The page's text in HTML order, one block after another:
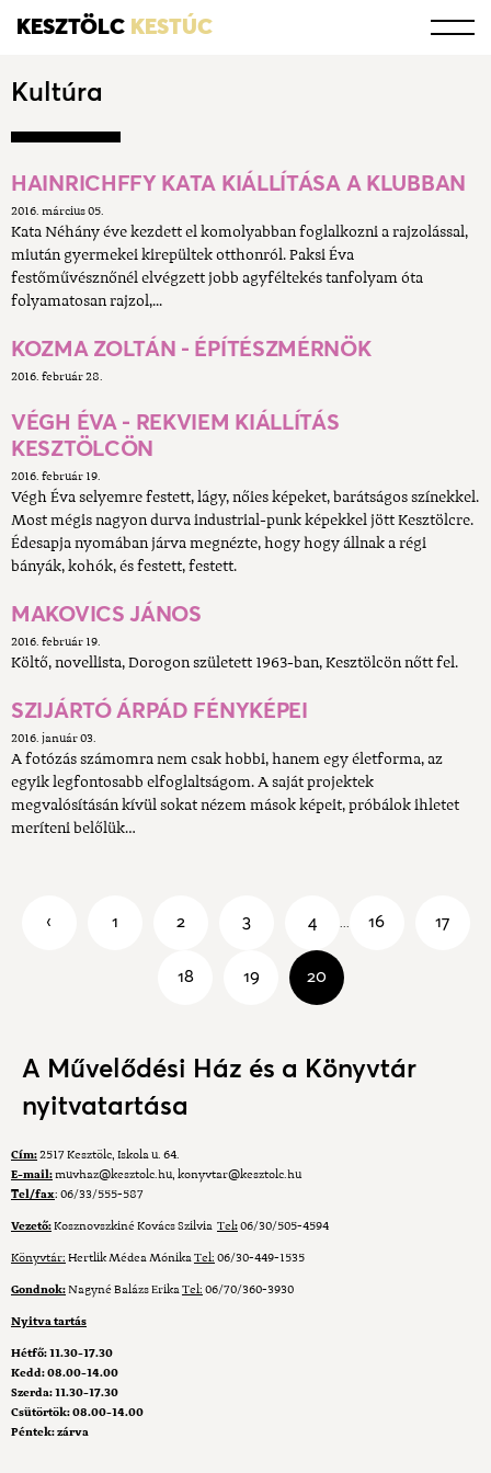
KESZTÖLC KESTÚC
Kultúra
HAINRICHFFY KATA KIÁLLÍTÁSA A KLUBBAN
2016. március 05.
Kata Néhány éve kezdett el komolyabban foglalkozni a rajzolással,
miután gyermekei kirepültek otthonról. Paksi Éva
festőművésznőnél elvégzett jobb agyféltekés tanfolyam óta
folyamatosan rajzol,...
KOZMA ZOLTÁN - ÉPÍTÉSZMÉRNÖK
2016. február 28.
VÉGH ÉVA - REKVIEM KIÁLLÍTÁS
KESZTÖLCÖN
2016. február 19.
Végh Éva selyemre festett, lágy, nőies képeket, barátságos színekkel.
Most mégis nagyon durva industrial-punk képekkel jött Kesztölcre.
Édesapja nyomában járva megnézte, hogy hogy állnak a régi
bányák, kohók, és festett, festett.
MAKOVICS JÁNOS
2016. február 19.
Költő, novellista, Dorogon született 1963-ban, Kesztölcön nőtt fel.
SZIJÁRTÓ ÁRPÁD FÉNYKÉPEI
2016. január 03.
A fotózás számomra nem csak hobbi, hanem egy életforma, az
egyik legfontosabb elfoglaltságom. A saját projektek
megvalósításán kívül sokat nézem mások képeit, próbálok ihletet
meríteni belőlük…
‹ 1 2 3 4 ... 16 17
18 19 20
A Művelődési Ház és a Könyvtár
nyitvatartása
Cím:2517 Kesztölc, Iskola u. 64.
E-mail:muvhaz@kesztolc.hu, konyvtar@kesztolc.hu
Tel/fax: 06/33/555-587
Vezető:Kosznovszkiné Kovács Szilvia Tel:06/30/505-4594
Könyvtár: Hertlik Médea MónikaTel: 06/30-449-1535
Gondnok:Nagyné Balázs ErikaTel: 06/70/360-3930
Nyitva tartás
Hétfő: 11.30-17.30
Kedd: 08.00-14.00
Szerda: 11.30-17.30
Csütörtök: 08.00-14.00
Péntek: zárva